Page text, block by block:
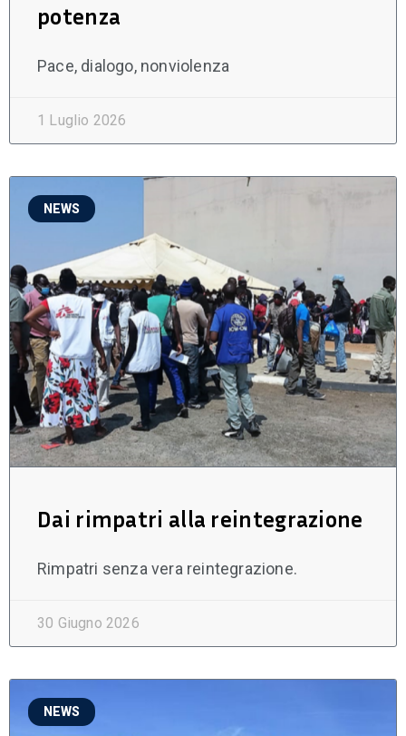
potenza
Pace, dialogo, nonviolenza
1 Luglio 2026
NEWS
Dai rimpatri alla reintegrazione
Rimpatri senza vera reintegrazione.
30 Giugno 2026
NEWS